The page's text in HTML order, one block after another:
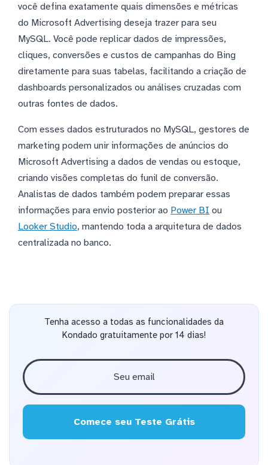
você defina exatamente quais dimensões e métricas
do Microsoft Advertising deseja trazer para seu
MySQL. Você pode replicar dados de impressões,
cliques, conversões e custos de campanhas do Bing
diretamente para suas tabelas, facilitando a criação de
dashboards personalizados ou análises cruzadas com
outras fontes de dados.
Com esses dados estruturados no MySQL, gestores de
marketing podem unir informações de anúncios do
Microsoft Advertising a dados de vendas ou estoque,
criando visões completas do funil de conversão.
Analistas de dados também podem preparar essas
informações para envio posterior ao Power BI ou
Looker Studio, mantendo toda a arquitetura de dados
centralizada no banco.
Tenha acesso a todas as funcionalidades da
Kondado gratuitamente por 14 dias!
Comece seu Teste Grátis